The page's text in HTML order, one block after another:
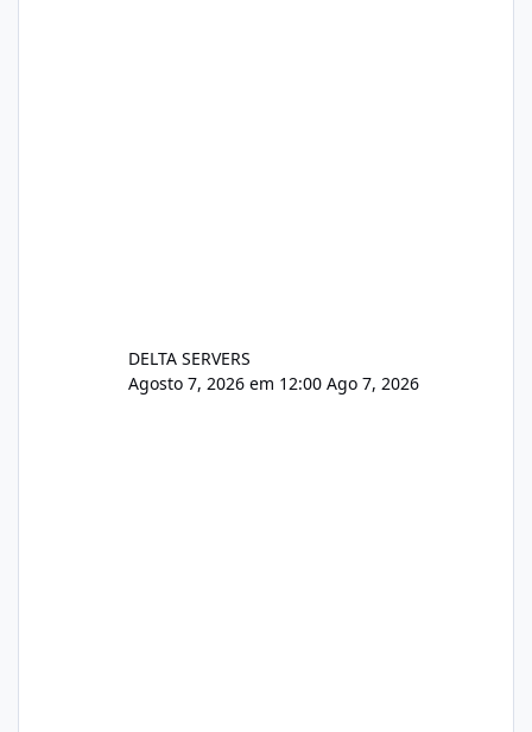
DELTA SERVERS
Agosto 7, 2026 em 12:00 Ago 7, 2026